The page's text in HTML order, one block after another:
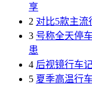
享
2 对比5款主
3 号称全天停
患
4 后视镜行车
5 夏季高温行